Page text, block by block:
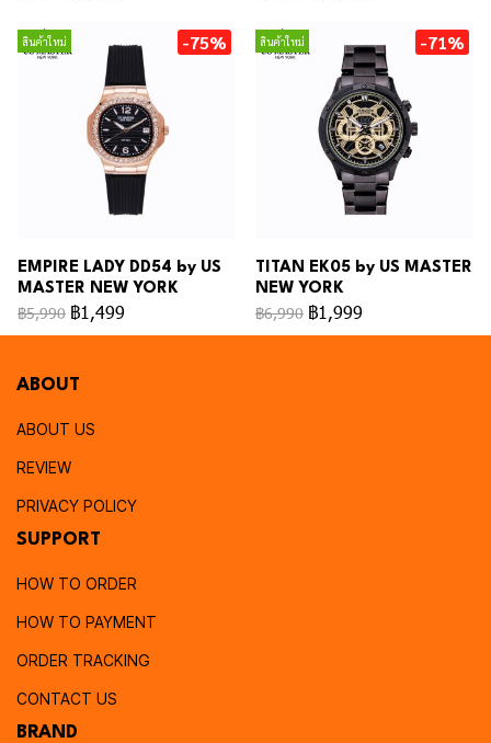
สินค้าใหม่ -75%
EMPIRE LADY DD54 by US
MASTER NEW YORK
฿5,990 ฿1,499
สินค้าใหม่ -71%
TITAN EK05 by US MASTER
NEW YORK
฿6,990 ฿1,999
ABOUT
ABOUT US
REVIEW
PRIVACY POLICY
SUPPORT
HOW TO ORDER
HOW TO PAYMENT
ORDER TRACKING
CONTACT US
BRAND